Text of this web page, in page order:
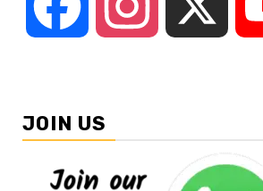
Facebook Instagram
JOIN US